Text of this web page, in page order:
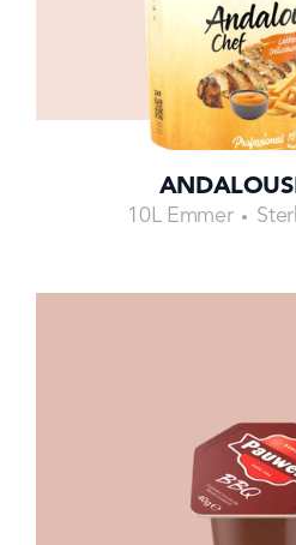
10L Emmer